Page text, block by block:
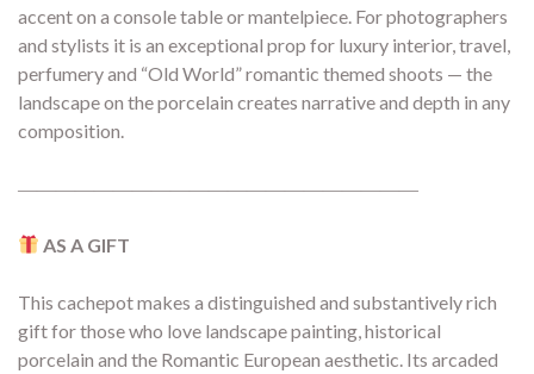
accent on a console table or mantelpiece. For photographers
and stylists it is an exceptional prop for luxury interior, travel,
perfumery and “Old World” romantic themed shoots — the
landscape on the porcelain creates narrative and depth in any
composition.
―――――――――――――――――――――
AS A GIFT
This cachepot makes a distinguished and substantively rich
gift for those who love landscape painting, historical
porcelain and the Romantic European aesthetic. Its arcaded